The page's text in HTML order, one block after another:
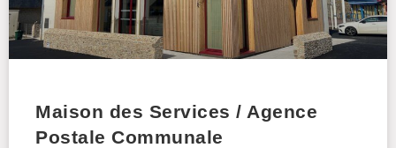
Maison des Services / Agence
Postale Communale